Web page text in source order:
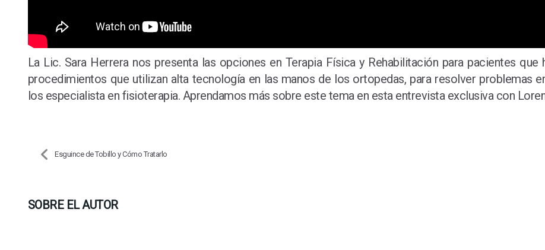
La Lic. Sara Herrera nos presenta las opciones en Terapia Física y Rehabilitación para pacientes
procedimientos que utilizan alta tecnología en las manos de los ortopedas, para resolver problemas
los especialista en fisioterapia. Aprendamos más sobre este tema en esta entrevista exclusiva con
Esguince de Tobillo y Cómo Tratarlo
SOBRE EL AUTOR